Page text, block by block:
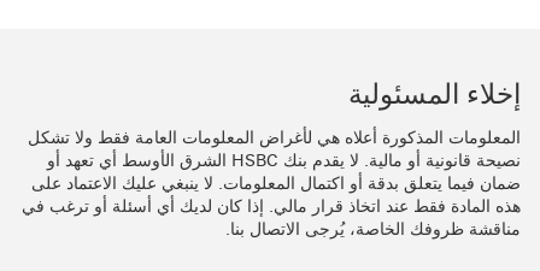
إخلاء المسئولية
المعلومات المذكورة أعلاه هي لأغراض المعلومات العامة فقط ولا تشكل
نصيحة قانونية أو مالية. لا يقدم بنك HSBC الشرق الأوسط أي تعهد أو
ضمان فيما يتعلق بدقة أو اكتمال المعلومات. لا ينبغي عليك الاعتماد على
هذه المادة فقط عند اتخاذ قرار مالي. إذا كان لديك أي أسئلة أو ترغب في
مناقشة ظروفك الخاصة، يُرجى الاتصال بنا.